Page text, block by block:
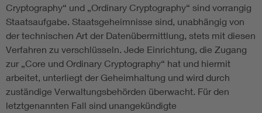
Cryptography“ und „Ordinary Cryptography“ sind vorrangig
Staatsaufgabe. Staatsgeheimnisse sind, unabhängig von
der technischen Art der Datenübermittlung, stets mit diesen
Verfahren zu verschlüsseln. Jede Einrichtung, die Zugang
zur „Core und Ordinary Cryptography“ hat und hiermit
arbeitet, unterliegt der Geheimhaltung und wird durch
zuständige Verwaltungsbehörden überwacht. Für den
letztgenannten Fall sind unangekündigte